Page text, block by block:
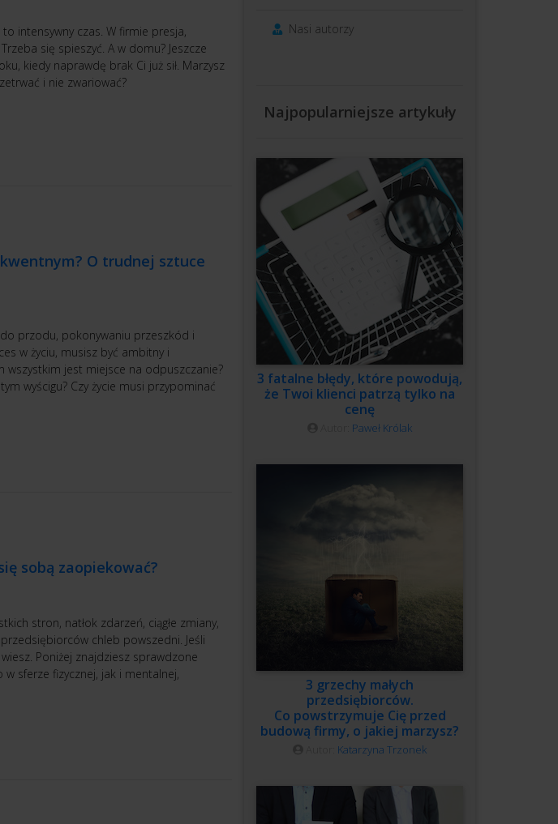
intensywny czas. W firmie presja,
się spieszyć. A w domu? Jeszcze
kiedy naprawdę brak Ci już sił. Marzysz
i nie zwariować?
O trudnej sztuce
przodu, pokonywaniu przeszkód i
w życiu, musisz być ambitny i
wszystkim jest miejsce na odpuszczanie?
wyścigu? Czy życie musi przypominać
sobą zaopiekować?
stron, natłok zdarzeń, ciągłe zmiany,
chleb powszedni. Jeśli
Poniżej znajdziesz sprawdzone
sferze fizycznej, jak i mentalnej,
Nasi autorzy
Najpopularniejsze artykuły
3 fatalne błędy, które powodują,
że Twoi klienci patrzą tylko na
cenę
Paweł Królak
3 grzechy małych
przedsiębiorców.
Co powstrzymuje Cię przed
budową firmy, o jakiej marzysz?
Katarzyna Trzonek